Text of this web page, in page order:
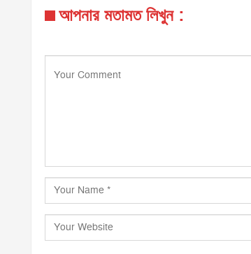
আপনার মতামত লিখুন :